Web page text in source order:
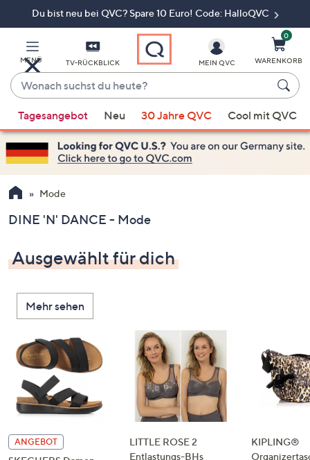
Du bist neu bei QVC? Spare 10 Euro! Code: HalloQVC
MENÜ TV-RÜCKBLICK
Wonach
suchst
du
heute?
Vorschläge
verfügbar
sind,
verwenden
Sie
Pfeiltasten
oben
und
nach
unten
oder
wischen
Sie
Touch-
Geräten
links
bzw.
MEIN QVC
0
WARENKORB
Tagesangebot Neu 30 Jahre QVC Cool mit QVC
Mode
DINE 'N' DANCE - Mode
Ausgewählt für dich
Mehr sehen
ANGEBOT
LITTLE ROSE 2
Entlastungs-BHs
KIPLING®